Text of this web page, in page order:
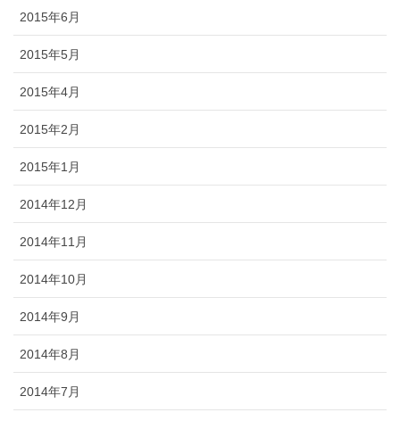
2015年6月
2015年5月
2015年4月
2015年2月
2015年1月
2014年12月
2014年11月
2014年10月
2014年9月
2014年8月
2014年7月